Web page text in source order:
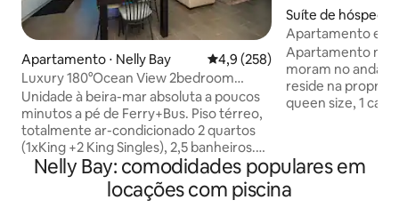
Apartamento ⋅ Nelly Bay 4,9 de uma avaliação média de
4,9 (258)
Luxury 180°Ocean View 2bedroom
Unit+Rock wallabies
Unidade à beira-mar absoluta a poucos
minutos a pé de Ferry+Bus. Piso térreo,
totalmente ar-condicionado 2 quartos
(1xKing +2 King Singles), 2,5 banheiros.
Vista ininterrupta para o mar a partir de
áreas de estar e quartos. Pátio com uma
mesa de 6 lugares e portão para piscina
Suíte de hóspedes
y
Apartamento em
de magnésio
Apartamento no
moram no andar
reside na
queen size, 1
de magnésio.
caminhada,
Nelly Bay: comodidades populares em
locações com piscina